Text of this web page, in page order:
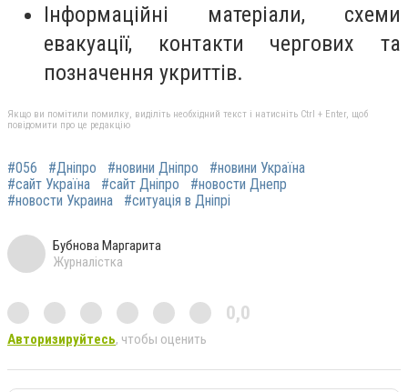
Інформаційні матеріали, схеми
евакуації, контакти чергових та
позначення укриттів.
Якщо ви помітили помилку, виділіть необхідний текст і натисніть Ctrl + Enter, щоб
повідомити про це редакцію
#056 #Дніпро #новини Дніпро
#новини Україна
#сайт Україна
#сайт Дніпро
#новости Днепр
#новости Украина
#ситуація в Дніпрі
Бубнова Маргарита
Журналістка
0,0
Авторизируйтесь, чтобы оценить